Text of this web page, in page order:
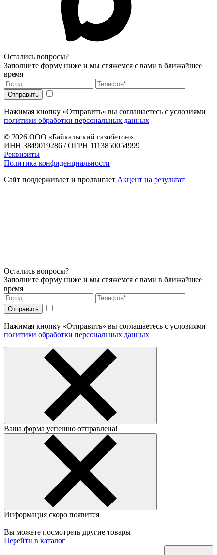
Остались вопросы?
Заполните форму ниже и мы свяжемся с вами в ближайшее
время
Нажимая кнопку «Отправить» вы соглашаетесь с условиями
политики обработки персональных данных
© 2026 ООО «Байкальский газобетон»
ИНН 3849019286 / ОГРН 1113850054999
Реквизиты
Политика конфиденциальности
Сайт поддерживает и продвигает Акцент на результат
Остались вопросы?
Заполните форму ниже и мы свяжемся с вами в ближайшее
время
Нажимая кнопку «Отправить» вы соглашаетесь с условиями
политики обработки персональных данных
Ваша форма успешно отправлена!
Информация скоро появится
Вы можете посмотреть другие товары
Перейти в каталог